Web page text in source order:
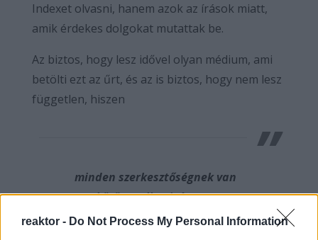
reaktor - Do Not Process My Personal Information
Indexet olvasni, hanem azok az írások miatt,
amik érdekes dolgokat mutattak be.
Az biztos, hogy lesz idővel olyan médium, ami
betölti ezt az űrt, és az is biztos, hogy nem lesz
független, hiszen
minden szerkesztőségnek van
egy közös szellemisége.